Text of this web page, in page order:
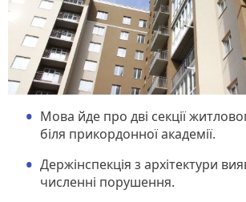
Мова йде про дві секції
біля прикордонної академії.
Держінспекція з архітектури
численні порушення.